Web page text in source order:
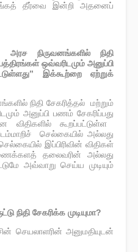
தீர்வை இன்றி அதனைப்
நிருவனங்களில் நிதி
ஒவ்வரிடமும் அனுப்பி
இக்கூற்றை ஏற்றுக்
நிதி சேகரித்தல் மற்றும்
அனுப்பி பணம் சேகரிப்பது
விதிகளில் கூறப்பட்டுள்ள
செல்கையில் அல்லது
இப்பிரிவின் விதிகள்
தலைவரின் அல்லது
அவ்வாறு செய்ய முடியும்
நிதி சேகரிக்க முடியுமா?
செயலாளரின் அனுமதியுடன்